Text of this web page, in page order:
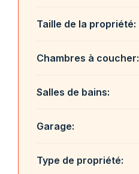
Taille de la propriété:
Chambres à coucher:
Salles de bains:
Garage:
Type de propriété: